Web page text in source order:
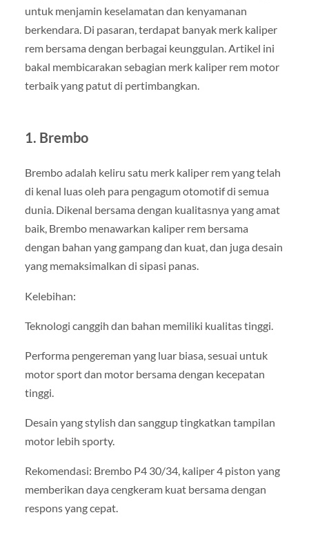
untuk menjamin keselamatan dan kenyamanan
berkendara. Di pasaran, terdapat banyak merk kaliper
rem bersama dengan berbagai keunggulan. Artikel ini
bakal membicarakan sebagian merk kaliper rem motor
terbaik yang patut di pertimbangkan.
1. Brembo
Brembo adalah keliru satu merk kaliper rem yang telah
di kenal luas oleh para pengagum otomotif di semua
dunia. Dikenal bersama dengan kualitasnya yang amat
baik, Brembo menawarkan kaliper rem bersama
dengan bahan yang gampang dan kuat, dan juga desain
yang memaksimalkan di sipasi panas.
Kelebihan:
Teknologi canggih dan bahan memiliki kualitas tinggi.
Performa pengereman yang luar biasa, sesuai untuk
motor sport dan motor bersama dengan kecepatan
tinggi.
Desain yang stylish dan sanggup tingkatkan tampilan
motor lebih sporty.
Rekomendasi: Brembo P4 30/34, kaliper 4 piston yang
memberikan daya cengkeram kuat bersama dengan
respons yang cepat.